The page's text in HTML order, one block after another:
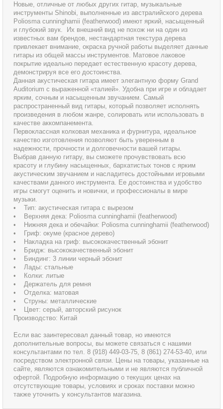
Новые, отличные от любых других гитар, музыкальные
инструменты Shinobi, выполненные из австралийского дерева
Poliosma cunninghamii (featherwood) имеют яркий, насыщенный
и глубокий звук. Их внешний вид не похож ни на один из
известных вам брендов, нестандартная текстура дерева
привлекает внимание, окраска ручной работы выделяет данные
гитары из общей массы инструментов. Матовое лаковое
покрытие идеально передает естественную красоту дерева,
демонстрируя все его достоинства.
Данная акустическая гитара имеет элегантную форму Grand
Auditorium с выраженной «талией». Удобна при игре и обладает
ярким, сочным и насыщенным звучанием. Самый
распространенный вид гитары, который позволяет исполнять
произведения в любом жанре, солировать или использовать в
качестве аккомпанемента.
Первоклассная колковая механика и фурнитура, идеальное
качество изготовления позволяют быть уверенным в
надежности, прочности и долговечности вашей гитары.
Выбрав данную гитару, вы сможете прочувствовать всю
красоту и глубину насыщенных, бархатистых тонов с ярким
акустическим звучанием и насладитесь достойными игровыми
качествами данного инструмента. Ее достоинства и удобство
игры смогут оценить и новички, и профессионалы в мире
музыки.
• Тип: акустическая гитара с вырезом
• Верхняя дека: Poliosma cunninghamii (featherwood)
• Нижняя дека и обечайки: Poliosma cunninghamii (featherwood)
• Гриф: окуме (красное дерево)
• Накладка на гриф: высококачественный эбонит
• Бридж: высококачественный эбонит
• Биндинг: 3 линии черный эбонит
• Лады: стальные
• Колки: литые
• Держатель для ремня
• Отделка: матовая
• Струны: металлические
• Цвет: серый, авторский рисунок
Производство: Китай
Если вас заинтересовал данный товар, но имеются
дополнительные вопросы, вы можете связаться с нашими
консультантами по тел. 8 (918) 449-03-75, 8 (861) 274-53-40, или
посредством электронной связи. Цены на товары, указанные на
сайте, являются ознакомительными и не являются публичной
офертой. Подробную информацию о текущих ценах на
отсутствующие товары, условиях и сроках поставки можно
также уточнить у консультантов магазина.